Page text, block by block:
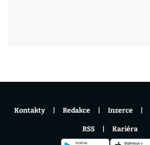
Kontakty Redakce Inzerce
RSS Kariéra